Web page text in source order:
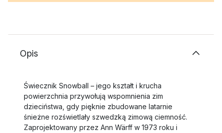
Opis
Świecznik Snowball – jego kształt i krucha
powierzchnia przywołują wspomnienia zim
dzieciństwa, gdy pięknie zbudowane latarnie
śnieżne rozświetlały szwedzką zimową ciemność.
Zaprojektowany przez Ann Wärff w 1973 roku i